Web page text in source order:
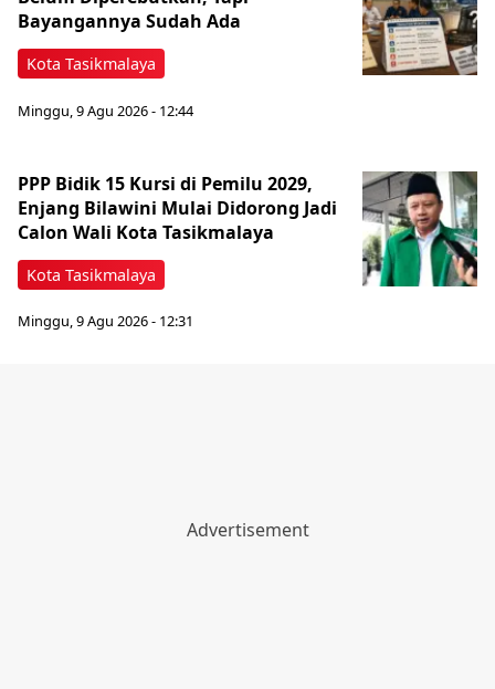
Kota Tasikmalaya
Bayangannya Sudah Ada
Minggu, 9 Agu 2026 - 12:44
Kota Tasikmalaya
PPP Bidik 15 Kursi di Pemilu 2029,
Enjang Bilawini Mulai Didorong Jadi
Calon Wali Kota Tasikmalaya
Minggu, 9 Agu 2026 - 12:31